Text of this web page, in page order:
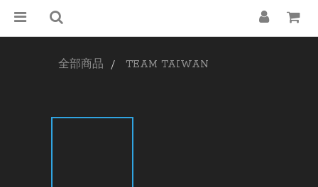
全部商品 TEAM TAIWAN